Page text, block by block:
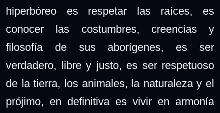
hiperbóreo es respetar las raíces, es
conocer las costumbres, creencias y
filosofía de sus aborígenes, es ser
verdadero, libre y justo, es ser respetuoso
de la tierra, los animales, la naturaleza y el
prójimo, en definitiva es vivir en armonía